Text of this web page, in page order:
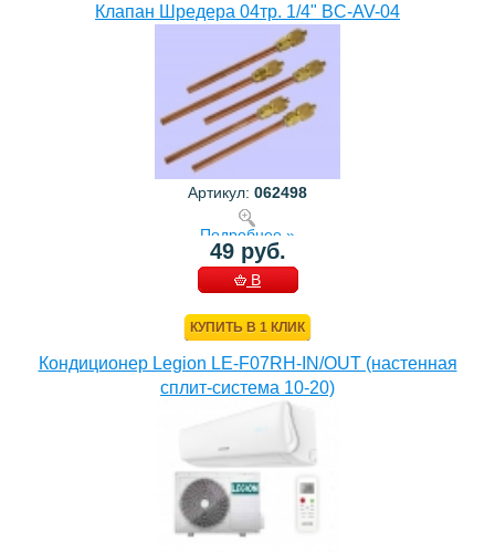
Клапан Шредера 04тр. 1/4" BC-AV-04
Артикул: 062498
Подробнее »
49 руб.
В
КУПИТЬ В 1 КЛИК
Кондиционер Legion LE-F07RH-IN/OUT (настенная
сплит-система 10-20)